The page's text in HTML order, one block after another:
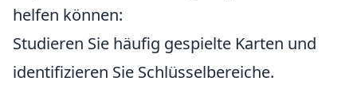
helfen können:
Studieren Sie häufig gespielte Karten und
identifizieren Sie Schlüsselbereiche.